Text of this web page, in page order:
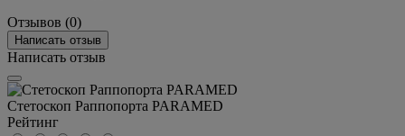
Отзывов (0)
Написать отзыв
Написать отзыв
Стетоскоп Раппопорта PARAMED
Рейтинг